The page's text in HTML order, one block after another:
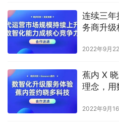
连续三年
务商升级
2022年9月
蕉内 X
理念，用
2022年9月